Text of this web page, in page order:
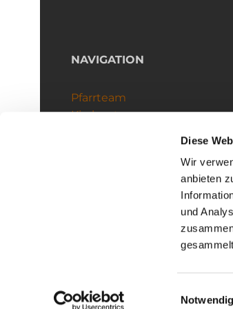
Diese
Wir
anbieten
und
Notwendig
NAVIGATION
Pfarrteam
Kirchenteams